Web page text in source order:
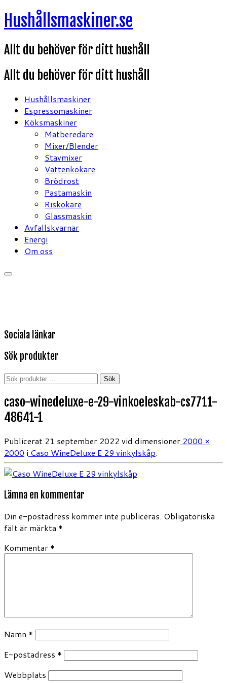
Hoppa
till
Hushållsmaskiner.se
Allt du behöver för ditt hushåll
Allt du behöver för ditt hushåll
Hushållsmaskiner
Espressomaskiner
Köksmaskiner
Matberedare
Mixer/Blender
Stavmixer
Vattenkokare
Brödrost
Pastamaskin
Riskokare
Glassmaskin
Avfallskvarnar
Energi
Om oss
Sociala länkar
Sök produkter
Sök
Sök
caso-winedeluxe-e-29-vinkoeleskab-cs7711-
48641-1
Publicerat 21 september 2022 vid dimensioner 2000 ×
2000 i Caso WineDeluxe E 29 vinkylskåp.
Lämna en kommentar
Din e-postadress kommer inte publiceras. Obligatoriska
fält är märkta *
Kommentar *
Namn *
E-postadress *
Webbplats